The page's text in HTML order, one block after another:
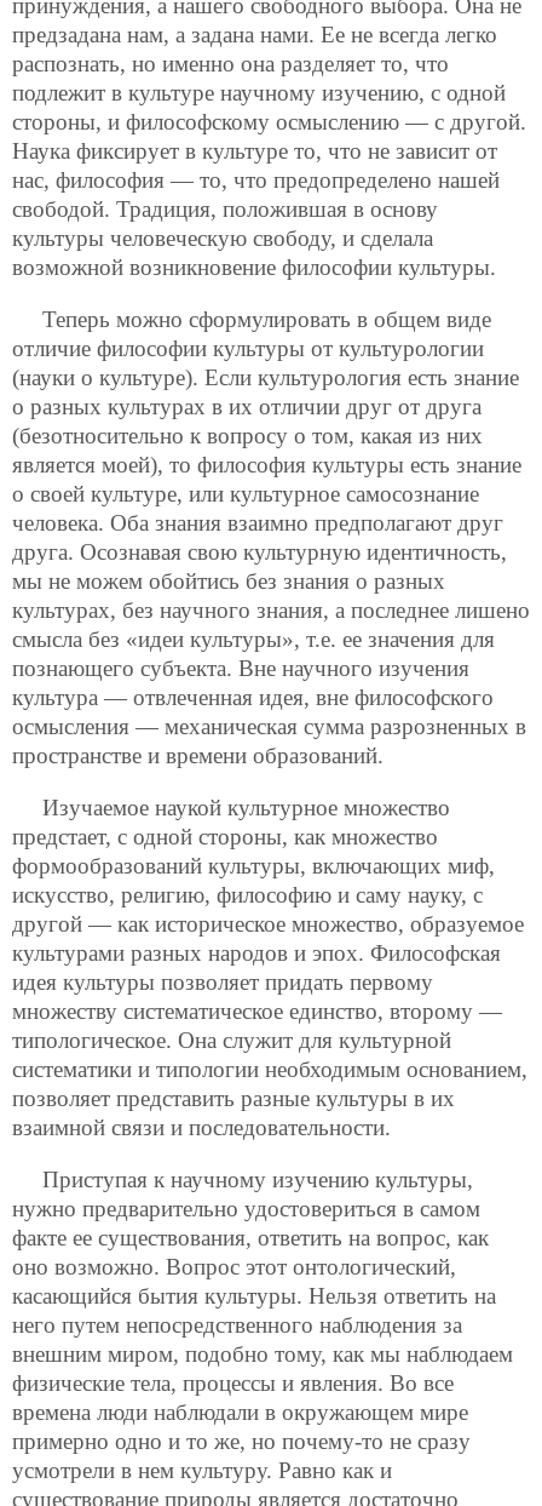
предзадана нам, а задана нами. Ее не всегда легко
распознать, но именно она разделяет то, что
подлежит в культуре научному изучению, с одной
стороны, и философскому осмыслению — с другой.
Наука фиксирует в культуре то, что не зависит от
нас, философия — то, что предопределено нашей
свободой. Традиция, положившая в основу
культуры человеческую свободу, и сделала
возможной возникновение философии культуры.
Теперь можно сформулировать в общем виде
отличие философии культуры от культурологии
(науки о культуре). Если культурология есть знание
о разных культурах в их отличии друг от друга
(безотносительно к вопросу о том, какая из них
является моей), то философия культуры есть знание
о своей культуре, или культурное самосознание
человека. Оба знания взаимно предполагают друг
друга. Осознавая свою культурную идентичность,
мы не можем обойтись без знания о разных
культурах, без научного знания, а последнее лишено
смысла без «идеи культуры», т.е. ее значения для
познающего субъекта. Вне научного изучения
культура — отвлеченная идея, вне философского
осмысления — механическая сумма разрозненных в
пространстве и времени образований.
Изучаемое наукой культурное множество
предстает, с одной стороны, как множество
формообразований культуры, включающих миф,
искусство, религию, философию и саму науку, с
другой — как историческое множество, образуемое
культурами разных народов и эпох. Философская
идея культуры позволяет придать первому
множеству систематическое единство, второму —
типологическое. Она служит для культурной
систематики и типологии необходимым основанием,
позволяет представить разные культуры в их
взаимной связи и последовательности.
Приступая к научному изучению культуры,
нужно предварительно удостовериться в самом
факте ее существования, ответить на вопрос, как
оно возможно. Вопрос этот онтологический,
касающийся бытия культуры. Нельзя ответить на
него путем непосредственного наблюдения за
внешним миром, подобно тому, как мы наблюдаем
физические тела, процессы и явления. Во все
времена люди наблюдали в окружающем мире
примерно одно и то же, но почему-то не сразу
усмотрели в нем культуру. Равно как и
существование природы является достаточно